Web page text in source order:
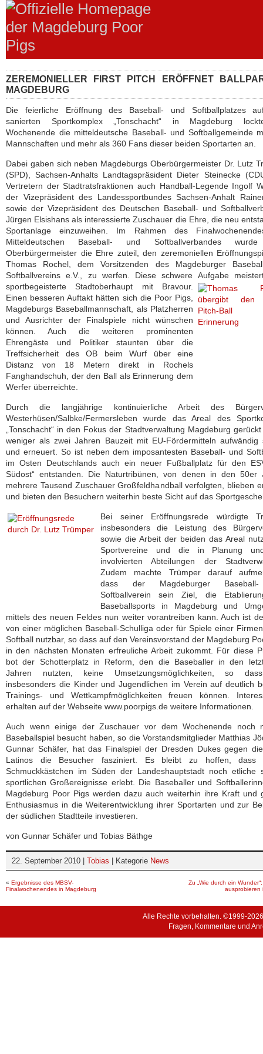
ZEREMONIELLER FIRST PITCH ERÖFFNET
MAGDEBURG
Die feierliche Eröffnung des Baseball- und Softballplatzes
sanierten Sportkomplex „Tonschacht“ in Magdeburg
Wochenende die mitteldeutsche Baseball- und Softballgemeinde
Mannschaften und mehr als 360 Fans dieser beiden Sportarten an.
Dabei gaben sich neben Magdeburgs Oberbürgermeister Dr. Lutz
(SPD), Sachsen-Anhalts Landtagspräsident Dieter Steinecke
Vertretern der Stadtratsfraktionen auch Handball-Legende Ingolf
der Vizepräsident des Landessportbundes Sachsen-Anhalt
sowie der Vizepräsident des Deutschen Baseball- und
Jürgen Elsishans als interessierte Zuschauer die Ehre, die neu
Sportanlage einzuweihen. Im Rahmen des
Mitteldeutschen Baseball- und Softballverbandes
Oberbürgermeister die Ehre zuteil, den zeremoniellen
Thomas Rochel, dem Vorsitzenden des Magdeburger
Softballvereins e.V., zu werfen. Diese schwere Aufgabe
sportbegeisterte Stadtoberhaupt mit Bravour.
Einen besseren Auftakt hätten sich die Poor Pigs,
Magdeburgs Baseballmannschaft, als Platzherren
und Ausrichter der Finalspiele nicht wünschen
können. Auch die weiteren prominenten
Ehrengäste und Politiker staunten über die
Treffsicherheit des OB beim Wurf über eine
Distanz von 18 Metern direkt in Rochels
Fanghandschuh, der den Ball als Erinnerung dem
Werfer überreichte.
Durch die langjährige kontinuierliche Arbeit des
Westerhüsen/Salbke/Fermersleben wurde das Areal des
„Tonschacht“ in den Fokus der Stadtverwaltung Magdeburg
weniger als zwei Jahren Bauzeit mit EU-Fördermitteln aufwändig
und erneuert. So ist neben dem imposantesten Baseball- und
im Osten Deutschlands auch ein neuer Fußballplatz für den
Südost“ entstanden. Die Naturtribünen, von denen in den 50er
mehrere Tausend Zuschauer Großfeldhandball verfolgten, blieben
und bieten den Besuchern weiterhin beste Sicht auf das
Bei seiner Eröffnungsrede würdigte
insbesonders die Leistung des
sowie die Arbeit der beiden das Areal
Sportvereine und die in Planung
involvierten Abteilungen der
Zudem machte Trümper darauf
dass der Magdeburger
Softballverein sein Ziel, die
Baseballsports in Magdeburg und
mittels des neuen Feldes nun weiter vorantreiben kann. Auch ist
von einer möglichen Baseball-Schulliga oder für Spiele einer
Softball nutzbar, so dass auf den Vereinsvorstand der Magdeburg
in den nächsten Monaten erfreuliche Arbeit zukommt. Für diese
bot der Schotterplatz in Reform, den die Baseballer in den
Jahren nutzten, keine Umsetzungsmöglichkeiten, so
insbesonders die Kinder und Jugendlichen im Verein auf deutlich
Trainings- und Wettkampfmöglichkeiten freuen können.
erhalten auf der Webseite www.poorpigs.de weitere Informationen.
Auch wenn einige der Zuschauer vor dem Wochenende noch
Baseballspiel besucht haben, so die Vorstandsmitglieder Matthias
Gunnar Schäfer, hat das Finalspiel der Dresden Dukes gegen
Latinos die Besucher fasziniert. Es bleibt zu hoffen, dass
Schmuckkästchen im Süden der Landeshauptstadt noch etliche
sportlichen Großereignisse erlebt. Die Baseballer und
Magdeburg Poor Pigs werden dazu auch weiterhin ihre Kraft und
Enthusiasmus in die Weiterentwicklung ihrer Sportarten und zur
der südlichen Stadtteile investieren.
von Gunnar Schäfer und Tobias Bäthge
22. September 2010 | Tobias | Kategorie News
« Ergebnisse des MBSV-
Finalwochenendes in Magdeburg
Zu „Wie durch ein
ausprobieren
Alle Rechte vorbehalten. ©1999-
Fragen, Kommentare und